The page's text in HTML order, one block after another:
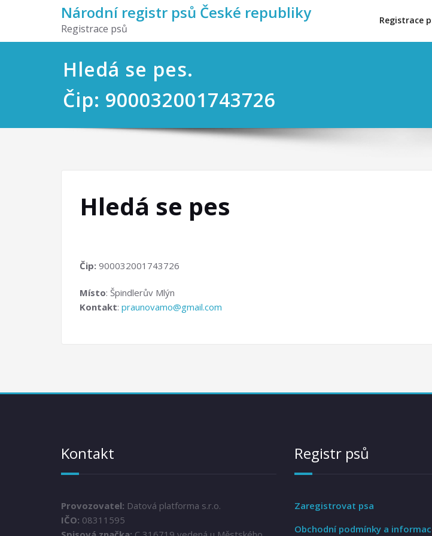
Národní registr psů České republiky
Registrace psů
Registrace
Hledá se pes.
Čip: 900032001743726
Hledá se pes
Čip: 900032001743726
Místo: Špindlerův Mlýn
Kontakt: praunovamo@gmail.com
Kontakt
Provozovatel: Datová platforma s.r.o.
IČO: 08311595
Registr psů
Zaregistrovat psa
Obchodní podmínky a